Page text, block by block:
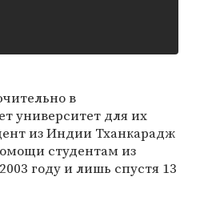
в
университет для их
из Индии Тханкарадж
студентам из
году и лишь спустя 13